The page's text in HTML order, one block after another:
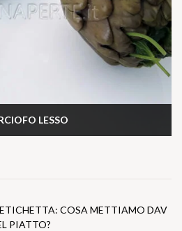
LESSO
COSA METTIAMO DAV
PIATTO?